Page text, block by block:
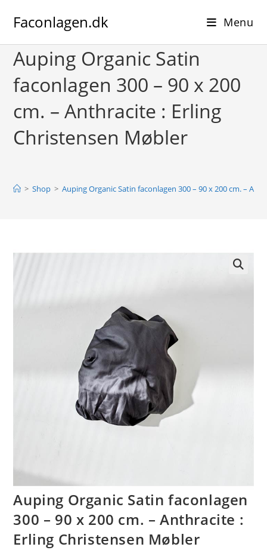
Faconlagen.dk Menu
Auping Organic Satin
faconlagen 300 – 90 x 200
cm. – Anthracite : Erling
Christensen Møbler
> Shop > Auping Organic Satin faconlagen 300 – 90 x 200 cm. –
Auping Organic Satin faconlagen
300 – 90 x 200 cm. – Anthracite :
Erling Christensen Møbler